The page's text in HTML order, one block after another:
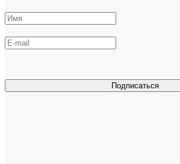
Подписаться